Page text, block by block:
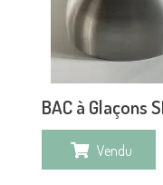
BAC à Glaçons
Vendu